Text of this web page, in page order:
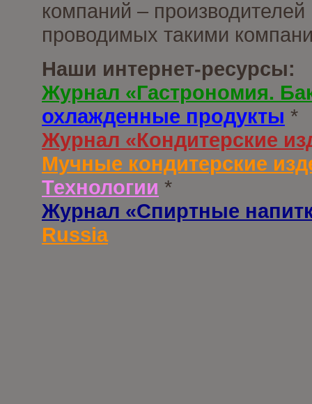
компаний –
проводимых такими
Наши интернет-ресурсы:
Журнал «Гастрономия.
охлажденные продукты *
Журнал «Кондитерские
Мучные кондитерские
Технологии *
Журнал «Спиртные
Russia